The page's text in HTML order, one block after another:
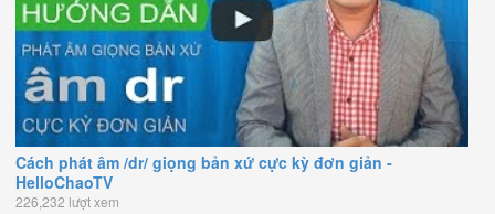
Cách phát âm /dr/ giọng bản xứ cực kỳ đơn giản -
HelloChaoTV
226,232 lượt xem